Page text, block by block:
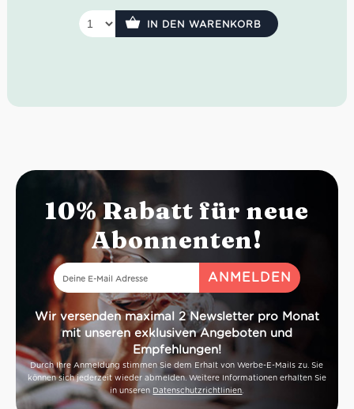
fasziniert mit komplexen Aromen wie Pflaume,
Zigarrenkiste, Vanille als auch Schokolade. Am Gaumen
entfaltet er sich kräftig und voluminös.
IN DEN WARENKORB
10% Rabatt für neue
Abonnenten!
Wir versenden maximal 2 Newsletter pro Monat
mit unseren exklusiven Angeboten und
Empfehlungen!
Durch Ihre Anmeldung stimmen Sie dem Erhalt von Werbe-E-Mails zu. Sie
können sich jederzeit wieder abmelden. Weitere Informationen erhalten Sie
in unseren Datenschutzrichtlinien